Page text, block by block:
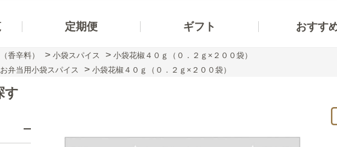
定期便 ギフト おすす
香辛料） > 小袋スパイス > 小袋花椒４０ｇ（０．２ｇ×２００袋）
お弁当用小袋スパイス > 小袋花椒４０ｇ（０．２ｇ×２００袋）
す